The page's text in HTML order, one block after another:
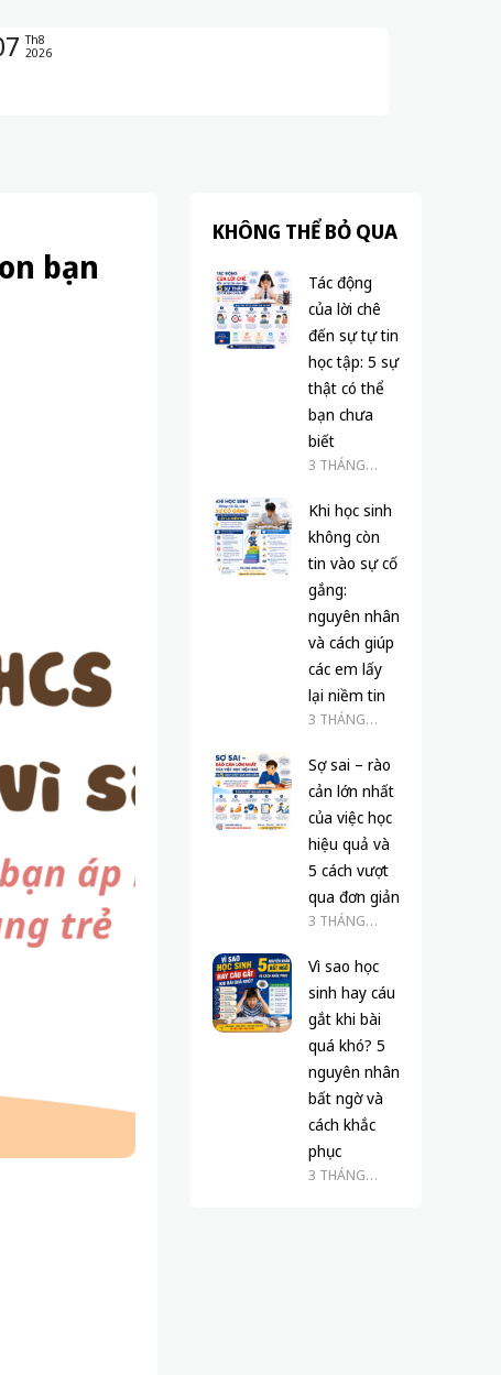
Th8
2026
bạn
KHÔNG THỂ BỎ QUA
Tác động
của lời chê
đến sự tự tin
học tập: 5 sự
thật có thể
bạn chưa
biết
3 THÁNG
Khi học sinh
không còn
tin vào sự cố
gắng:
nguyên nhân
và cách giúp
các em lấy
lại niềm tin
3 THÁNG
Sợ sai – rào
cản lớn nhất
của việc học
hiệu quả và
5 cách vượt
qua đơn giản
3 THÁNG
Vì sao học
sinh hay cáu
gắt khi bài
quá khó? 5
nguyên nhân
bất ngờ và
cách khắc
phục
3 THÁNG